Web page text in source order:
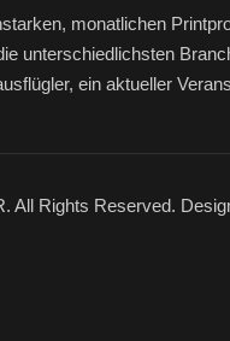
monatlichen
unterschiedlichsten
ein aktueller
All Rights Reserved.